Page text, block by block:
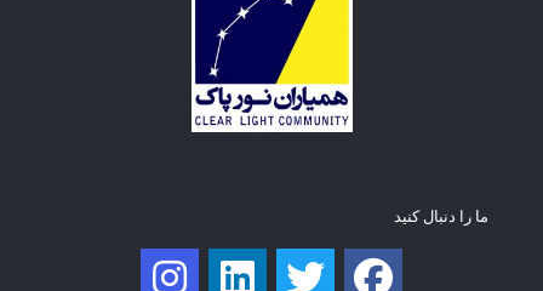
ما را دنبال کنید